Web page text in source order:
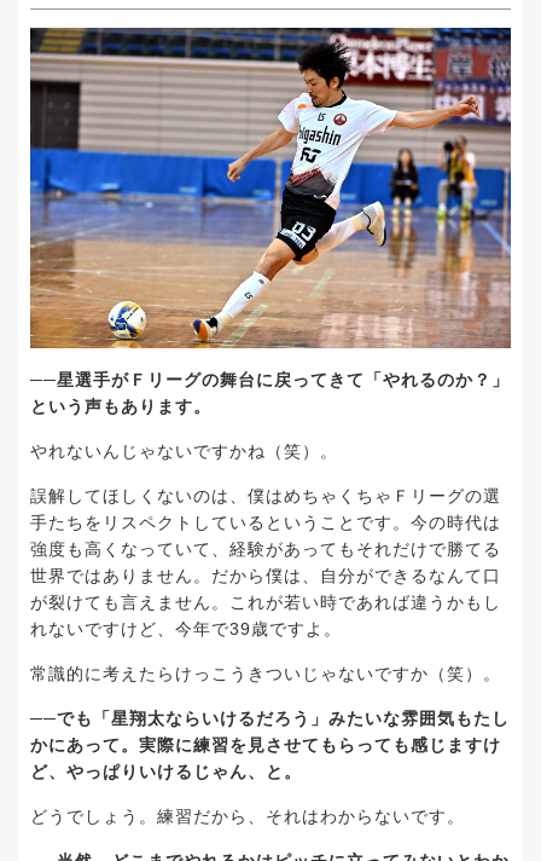
──星選手がＦリーグの舞台に戻ってきて「やれるのか？」
という声もあります。
やれないんじゃないですかね（笑）。
誤解してほしくないのは、僕はめちゃくちゃＦリーグの選
手たちをリスペクトしているということです。今の時代は
強度も高くなっていて、経験があってもそれだけで勝てる
世界ではありません。だから僕は、自分ができるなんて口
が裂けても言えません。これが若い時であれば違うかもし
れないですけど、今年で39歳ですよ。
常識的に考えたらけっこうきついじゃないですか（笑）。
──でも「星翔太ならいけるだろう」みたいな雰囲気もたし
かにあって。実際に練習を見させてもらっても感じますけ
ど、やっぱりいけるじゃん、と。
どうでしょう。練習だから、それはわからないです。